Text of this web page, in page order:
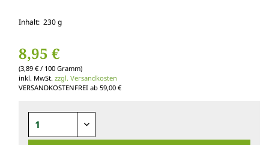
Inhalt: 230 g
8,95 €
(3,89 € / 100 Gramm)
inkl. MwSt. zzgl. Versandkosten
VERSANDKOSTENFREI ab 59,00 €